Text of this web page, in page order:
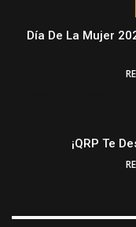
Día De La Mujer
¡QRP Te